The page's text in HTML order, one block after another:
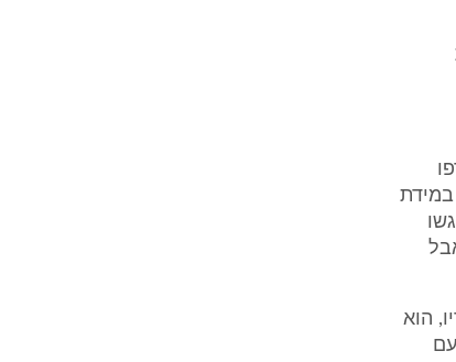
במידת
אבל
הוא
לא מכיר את החברה המערערת והוא אמר שאינו זוכר שערך הסכם מיום 6.5.98 עם